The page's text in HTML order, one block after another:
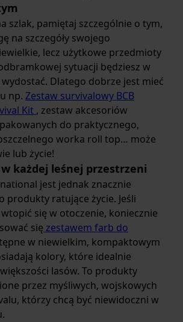
szlak, pamiętaj szczególnie o tym,
na szczegóły swojego
lecz użytkowe przedmioty
sytuacji będziesz w
Dlatego dobrze jest mieć
np. Zestaw survivalowy BCB
Kit , zestaw akcesoriów
do praktycznego,
worka roll top… może
lub życie!
każdej leśnej przestrzeni
jest jednak znacznie
produkty ratujące życie. Jeśli
się w otoczenie, koniecznie
się zestawem farb do
w niewielkim, kompaktowym
kolory, które idealnie
lasów. To produkty
przez myśliwych, wojskowych
którzy chcą być niewidoczni w